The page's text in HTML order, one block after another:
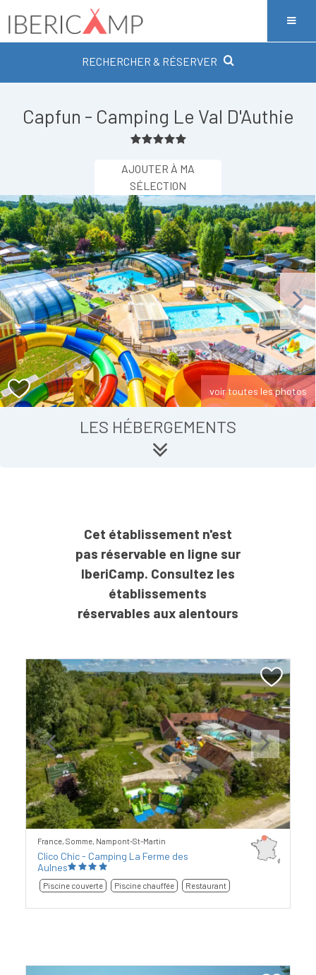
RECHERCHER & RÉSERVER
Capfun - Camping Le Val D'Authie
AJOUTER À MA
SÉLECTION
Next
voir toutes les photos
LES HÉBERGEMENTS
Cet établissement n'est
pas réservable en ligne sur
IberiCamp. Consultez les
établissements
réservables aux alentours
Previous Next
France, Somme, Nampont-St-Martin
Clico Chic - Camping La Ferme des
Aulnes
Piscine couverte Piscine chauffée Restaurant